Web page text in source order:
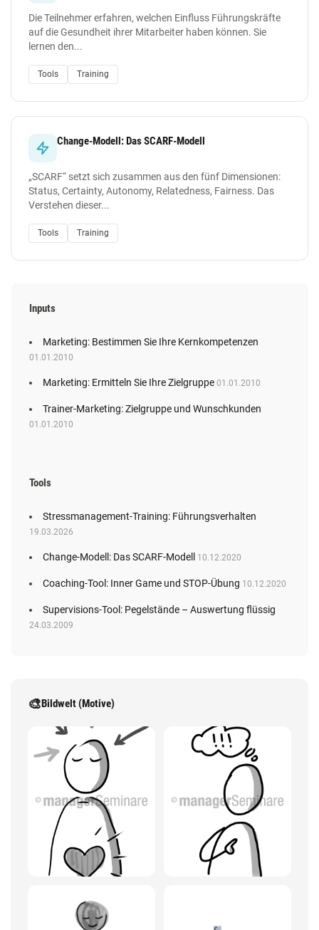
Die Teilnehmer erfahren, welchen Einfluss Führungskräfte
auf die Gesundheit ihrer Mitarbeiter haben können. Sie
lernen den...
Tools Training
Change-Modell: Das SCARF-Modell
„SCARF“ setzt sich zusammen aus den fünf Dimensionen:
Status, Certainty, Autonomy, Relatedness, Fairness. Das
Verstehen dieser...
Tools Training
Inputs
Marketing: Bestimmen Sie Ihre Kernkompetenzen
01.01.2010
Marketing: Ermitteln Sie Ihre Zielgruppe 01.01.2010
Trainer-Marketing: Zielgruppe und Wunschkunden
01.01.2010
Tools
Stressmanagement-Training: Führungsverhalten
19.03.2026
Change-Modell: Das SCARF-Modell 10.12.2020
Coaching-Tool: Inner Game und STOP-Übung 10.12.2020
Supervisions-Tool: Pegelstände – Auswertung flüssig
24.03.2009
🎨Bildwelt (Motive)